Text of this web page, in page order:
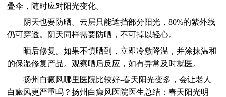
叠伞，随时应对阳光变化。
阴天也要防晒。云层只能遮挡部分阳光，80%的紫外线
仍可穿透。阴天同样需要防晒，不可掉以轻心。
晒后修复。如果不慎晒到，立即冷敷降温，并涂抹温和
的保湿修复产品。观察晒后反应，如有异常及时就医。
扬州白癜风哪里医院比较好-春天阳光变多，会让老人
白癜风更严重吗？扬州白癜风医院医生总结：春天阳光明